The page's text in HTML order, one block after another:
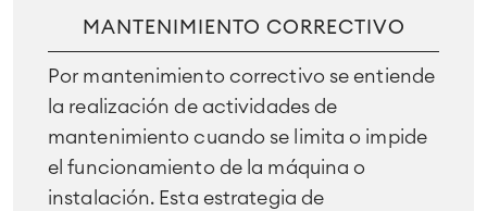
MANTENIMIENTO CORRECTIVO
Por mantenimiento correctivo se entiende
la realización de actividades de
mantenimiento cuando se limita o impide
el funcionamiento de la máquina o
instalación. Esta estrategia de